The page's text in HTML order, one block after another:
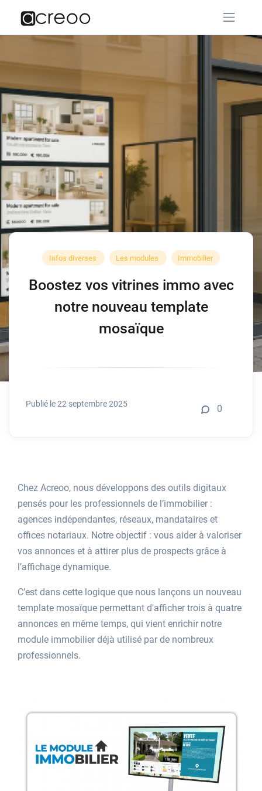
Infos diverses Les modules Immobilier
Boostez vos vitrines immo avec
notre nouveau template
mosaïque
Publié le 22 septembre 2025 0
Chez Acreoo, nous développons des outils digitaux
pensés pour les professionnels de l’immobilier :
agences indépendantes, réseaux, mandataires et
offices notariaux. Notre objectif : vous aider à valoriser
vos annonces et à attirer plus de prospects grâce à
l’affichage dynamique.
C’est dans cette logique que nous lançons un nouveau
template mosaïque permettant d'afficher trois à quatre
annonces en même temps, qui vient enrichir notre
module immobilier déjà utilisé par de nombreux
professionnels.